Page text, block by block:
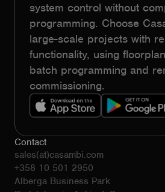
system control without
programming. Choose
large-scale projects with
functionality, using
batch programming and
commissioning.
Contact
sales(at)casambi.com
+358 10 501 2950
Alberga Business Park